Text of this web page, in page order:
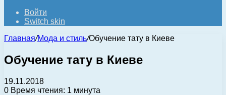
Войти
Switch skin
Главная/Мода и стиль/Обучение тату в Киеве
Обучение тату в Киеве
19.11.2018
0 Время чтения: 1 минута